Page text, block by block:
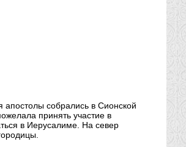
собрались в Сионской
принять участие в
в Иерусалиме. На север